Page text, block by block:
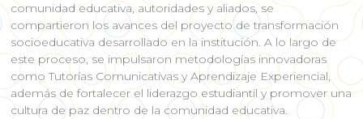
comunidad educativa, autoridades y aliados, se
compartieron los avances del proyecto de transformación
socioeducativa desarrollado en la institución. A lo largo de
este proceso, se impulsaron metodologías innovadoras
como Tutorías Comunicativas y Aprendizaje Experiencial,
además de fortalecer el liderazgo estudiantil y promover una
cultura de paz dentro de la comunidad educativa.